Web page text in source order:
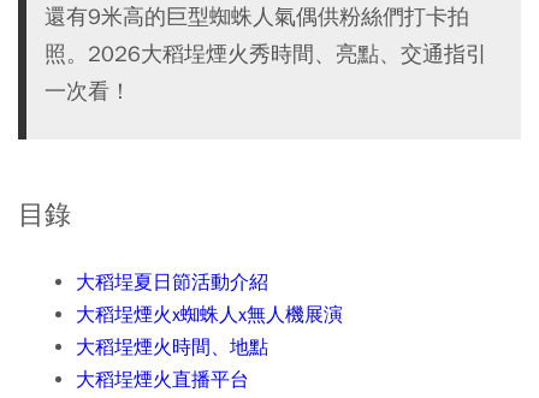
還有9米高的巨型蜘蛛人氣偶供粉絲們打卡拍
照。2026大稻埕煙火秀時間、亮點、交通指引
一次看！
目錄
大稻埕夏日節活動介紹
大稻埕煙火x蜘蛛人x無人機展演
大稻埕煙火時間、地點
大稻埕煙火直播平台